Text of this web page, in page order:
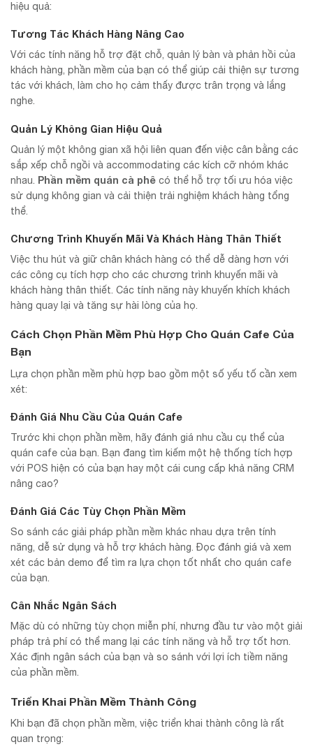
hiệu quả:
Tương Tác Khách Hàng Nâng Cao
Với các tính năng hỗ trợ đặt chỗ, quản lý bàn và phản hồi của
khách hàng, phần mềm của bạn có thể giúp cải thiện sự tương
tác với khách, làm cho họ cảm thấy được trân trọng và lắng
nghe.
Quản Lý Không Gian Hiệu Quả
Quản lý một không gian xã hội liên quan đến việc cân bằng các
sắp xếp chỗ ngồi và accommodating các kích cỡ nhóm khác
nhau. Phần mềm quán cà phê có thể hỗ trợ tối ưu hóa việc
sử dụng không gian và cải thiện trải nghiệm khách hàng tổng
thể.
Chương Trình Khuyến Mãi Và Khách Hàng Thân Thiết
Việc thu hút và giữ chân khách hàng có thể dễ dàng hơn với
các công cụ tích hợp cho các chương trình khuyến mãi và
khách hàng thân thiết. Các tính năng này khuyến khích khách
hàng quay lại và tăng sự hài lòng của họ.
Cách Chọn Phần Mềm Phù Hợp Cho Quán Cafe Của
Bạn
Lựa chọn phần mềm phù hợp bao gồm một số yếu tố cần xem
xét:
Đánh Giá Nhu Cầu Của Quán Cafe
Trước khi chọn phần mềm, hãy đánh giá nhu cầu cụ thể của
quán cafe của bạn. Bạn đang tìm kiếm một hệ thống tích hợp
với POS hiện có của bạn hay một cái cung cấp khả năng CRM
nâng cao?
Đánh Giá Các Tùy Chọn Phần Mềm
So sánh các giải pháp phần mềm khác nhau dựa trên tính
năng, dễ sử dụng và hỗ trợ khách hàng. Đọc đánh giá và xem
xét các bản demo để tìm ra lựa chọn tốt nhất cho quán cafe
của bạn.
Cân Nhắc Ngân Sách
Mặc dù có những tùy chọn miễn phí, nhưng đầu tư vào một giải
pháp trả phí có thể mang lại các tính năng và hỗ trợ tốt hơn.
Xác định ngân sách của bạn và so sánh với lợi ích tiềm năng
của phần mềm.
Triển Khai Phần Mềm Thành Công
Khi bạn đã chọn phần mềm, việc triển khai thành công là rất
quan trọng: